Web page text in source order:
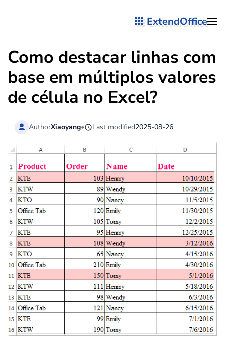
ExtendOffice
Como destacar linhas com
base em múltiplos valores
de célula no Excel?
AuthorXiaoyang• Last modified2025-08-26